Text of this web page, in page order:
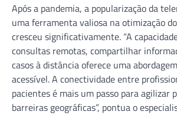
Após a pandemia, a popularização da
uma ferramenta valiosa na otimização
cresceu significativamente. “A
consultas remotas, compartilhar
casos à distância oferece uma
acessível. A conectividade entre
pacientes é mais um passo para agilizar
barreiras geográficas”, pontua o